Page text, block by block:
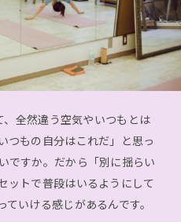
、全然違う空気やいつもとは
つもの自分はこれだ」と思っ
ですか。だから「別に揺らい
ットで普段はいるようにして
いける感じがあるんです。